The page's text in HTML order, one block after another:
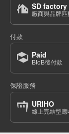
SD factory
廠商與品牌匹
付款
Paid
BtoB後付款
保證服務
URIHO
線上完結型